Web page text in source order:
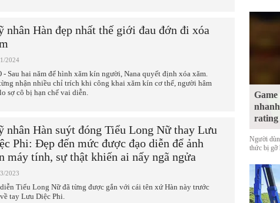
nhân Hàn đẹp nhất thế giới đau đớn đi xóa
2024
- Sau hai năm để hình xăm kín người, Nana quyết định xóa xăm.
nhận nhiều chỉ trích khi công khai xăm kín cơ thể, người hâm
sợ cô bị hạn chế vai diễn.
nhân Hàn suýt đóng Tiểu Long Nữ thay Lưu
Phi: Đẹp đến mức được đạo diễn để ảnh
máy tính, sự thật khiến ai nấy ngã ngửa
2023
Tiểu Long Nữ đã từng được gắn với cái tên xứ Hàn này trước
tay Lưu Diệc Phi.
rating
Người
thức bị gỡ